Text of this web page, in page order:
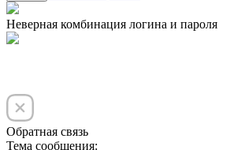
Неверная комбинация логина и пароля
Обратная связь
Тема сообщения: